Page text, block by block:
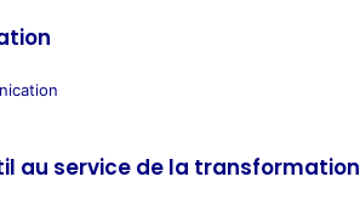
au service de la transformation